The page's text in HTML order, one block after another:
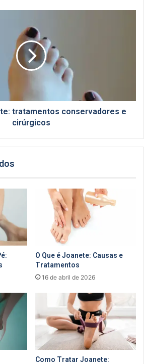
tratamentos conservadores e
cirúrgicos
O Que é Joanete: Causas e
Tratamentos
16 de abril de 2026
Como Tratar Joanete: